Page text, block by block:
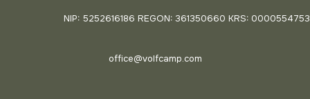
NIP: 5252616186 REGON: 361350660 KRS: 0000554753
office@volfcamp.com